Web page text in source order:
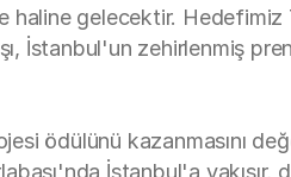
haline gelecektir.
İstanbul'un zehirlenmiş
ödülünü kazanmasını
İstanbul'a